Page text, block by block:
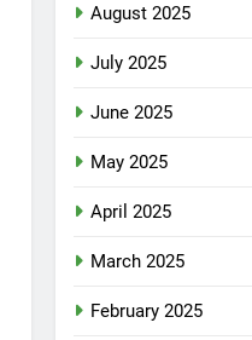
August 2025
July 2025
June 2025
May 2025
April 2025
March 2025
February 2025